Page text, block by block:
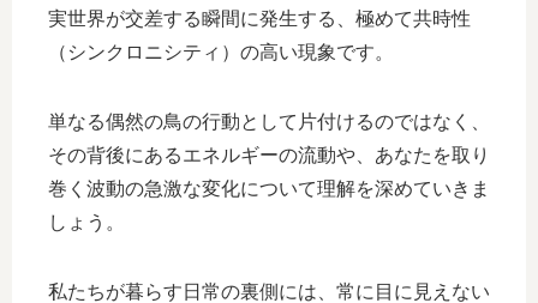
実世界が交差する瞬間に発生する、極めて共時性
（シンクロニシティ）の高い現象です。
単なる偶然の鳥の行動として片付けるのではなく、
その背後にあるエネルギーの流動や、あなたを取り
巻く波動の急激な変化について理解を深めていきま
しょう。
私たちが暮らす日常の裏側には、常に目に見えない